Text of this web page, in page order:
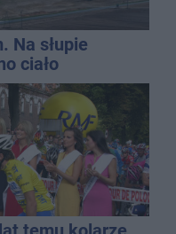
Na słupie
ciało